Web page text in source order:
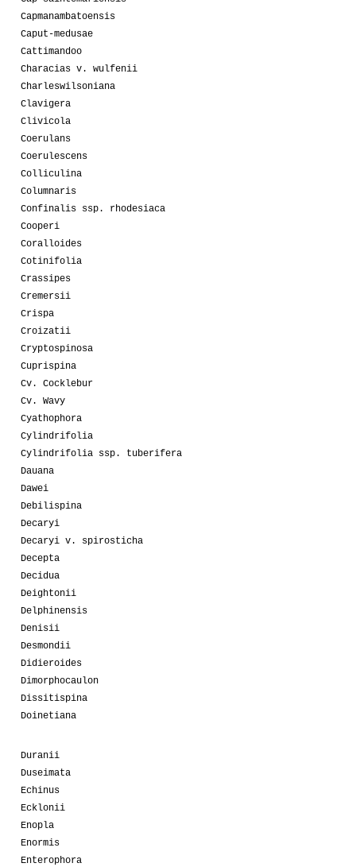
Capmanambatoensis
Caput-medusae
Cattimandoo
Characias v. wulfenii
Charleswilsoniana
Clavigera
Clivicola
Coerulans
Coerulescens
Colliculina
Columnaris
Confinalis ssp. rhodesiaca
Cooperi
Coralloides
Cotinifolia
Crassipes
Cremersii
Crispa
Croizatii
Cryptospinosa
Cuprispina
Cv. Cocklebur
Cv. Wavy
Cyathophora
Cylindrifolia
Cylindrifolia ssp. tuberifera
Dauana
Dawei
Debilispina
Decaryi
Decaryi v. spirosticha
Decepta
Decidua
Deightonii
Delphinensis
Denisii
Desmondii
Didieroides
Dimorphocaulon
Dissitispina
Doinetiana
Duranii
Duseimata
Echinus
Ecklonii
Enopla
Enormis
Enterophora